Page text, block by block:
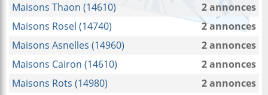
Maisons Thaon (14610)
2 annonces
Maisons Rosel (14740)
2 annonces
Maisons Asnelles (14960)
2 annonces
Maisons Cairon (14610)
2 annonces
Maisons Rots (14980)
2 annonces